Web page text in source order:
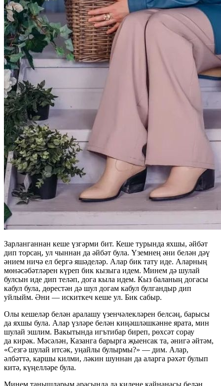
Зарланганнан кеше үзгәрми бит. Кеше турында яхшы, әйбәт
дип торсаң, ул чыннан да әйбәт була. Үземнең әни белән дәү
әнием ничә ел бергә яшәделәр. Алар бик тату иде. Аларның
мөнәсәбәтләрен күреп бик кызыга идем. Минем дә шулай
булсын иде дип теләп, дога кыла идем. Кыз баланың догасы
кабул була, дөрестән дә шул догам кабул булгандыр дип
уйлыйм. Әни — искиткеч кеше ул. Бик сабыр.
Олы кешеләр белән аралашу үзенчәлекләрен белсәң, барысы
да яхшы була. Алар үзләре белән киңәшләшкәнне ярата, мин
шулай эшлим. Вакытында игътибар биреп, рөхсәт сорау
да кирәк. Мәсәлән, Казанга барырга җыенсак та, әнигә әйтәм,
«Сезгә шулай итсәк, уңайлы булырмы?» — дим. Алар,
әлбәттә, каршы килми, ләкин шуннан да аларга рәхәт булып
китә, күңелләре була.
Минем танышларым арасында да килене кайнанасы белән